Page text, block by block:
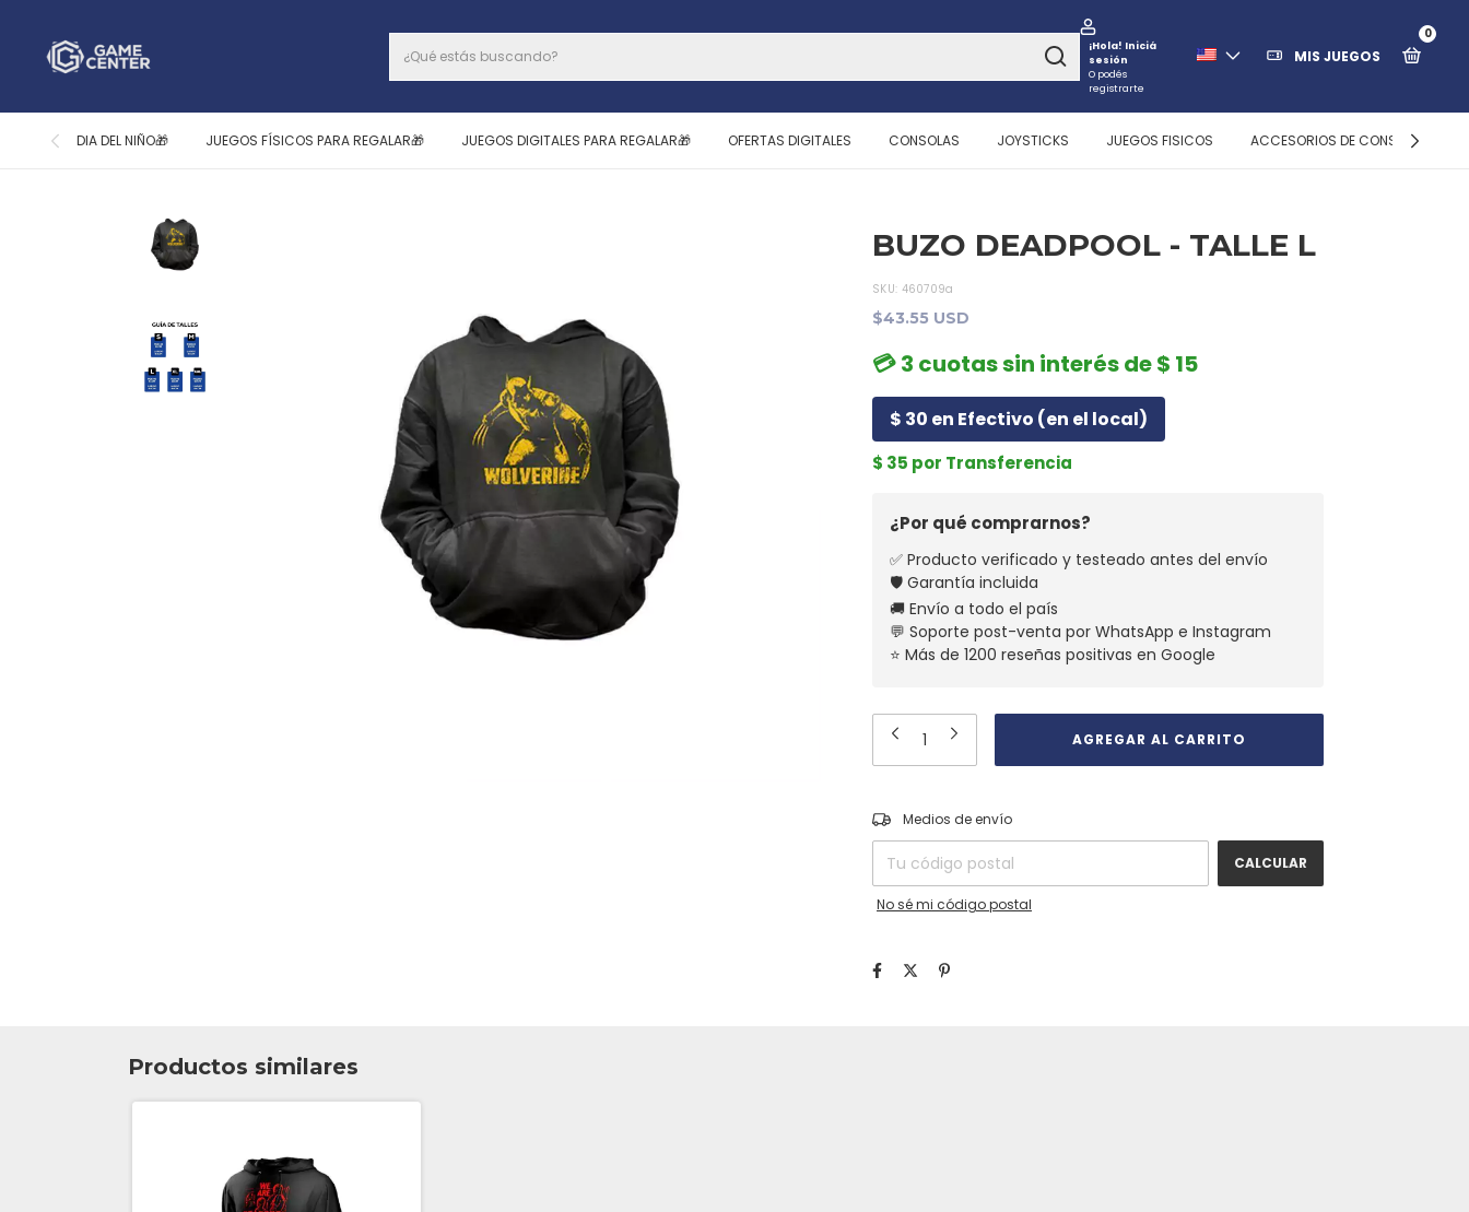
¡Hola! Iniciá
sesión
O podés
registrarte
MIS JUEGOS
0
DIA DEL NIÑO🎁 JUEGOS FÍSICOS PARA REGALAR🎁 JUEGOS DIGITALES PARA REGALAR🎁 OFERTAS DIGITALES CONSOLAS JOYSTICKS JUEGOS FISICOS ACCESORIOS DE CONSOLAS
BUZO DEADPOOL - TALLE L
SKU: 460709a
$43.55 USD
💳 3 cuotas sin interés de $ 15
$ 30 en Efectivo (en el local)
$ 35 por Transferencia
¿Por qué comprarnos?
✅ Producto verificado y testeado antes del envío
🛡️ Garantía incluida
🚚 Envío a todo el país
💬 Soporte post-venta por WhatsApp e Instagram
⭐ Más de 1200 reseñas positivas en Google
Entregas para el CP:
Medios de envío
CALCULAR
No sé mi código postal
Productos similares